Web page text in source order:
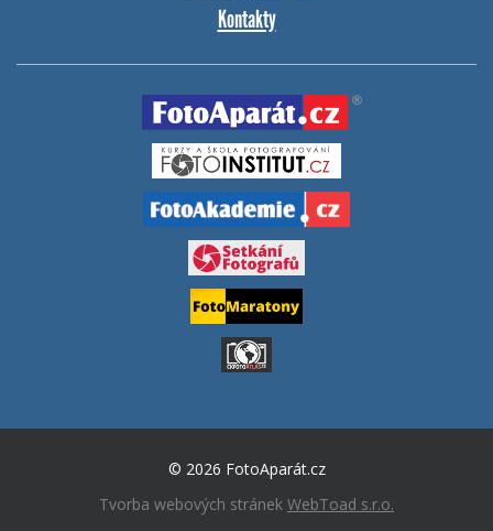
Kontakty
© 2026 FotoAparát.cz
Tvorba webových stránek WebToad s.r.o.